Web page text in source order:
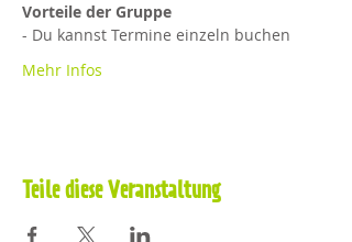
Vorteile der Gruppe
- Du kannst Termine einzeln buchen
Mehr Infos
Teile diese Veranstaltung